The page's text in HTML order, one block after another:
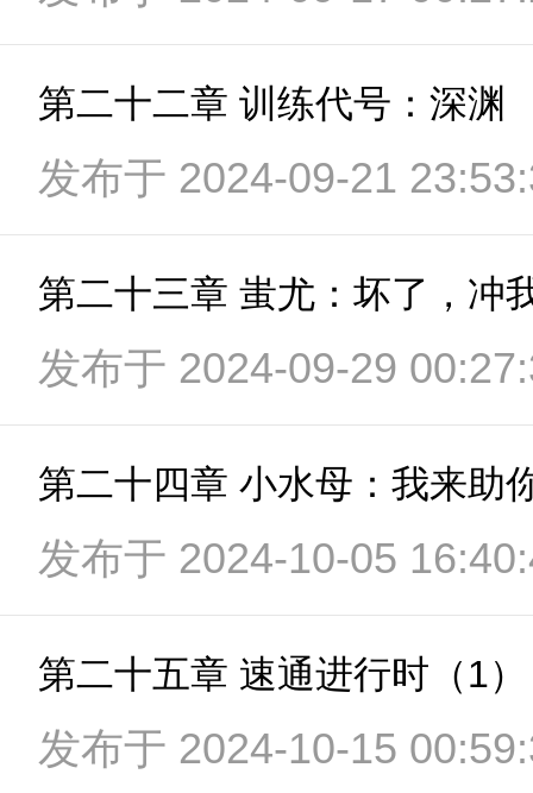
第二十二章 训练代号：深渊
发布于 2024-09-21
第二十三章 蚩尤：坏了，冲
发布于 2024-09-29
第二十四章 小水母：我来助
发布于 2024-10-05
第二十五章 速通进行时（1）
发布于 2024-10-15